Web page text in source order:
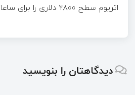
اتریوم سطح ۲۸۰۰ دلاری را برای ساعاتی لمس کرد
دیدگاهتان را بنویسید